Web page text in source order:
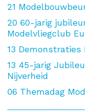
21
20 60-jarig
Modelvliegclub
13 Demonstraties
13 45-jarig
Nijverheid
06 Themadag